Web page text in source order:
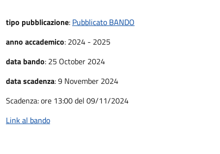
tipo pubblicazione: Pubblicato BANDO
anno accademico: 2024 - 2025
data bando: 25 October 2024
data scadenza:9 November 2024
Scadenza: ore 13:00 del 09/11/2024
Link al bando